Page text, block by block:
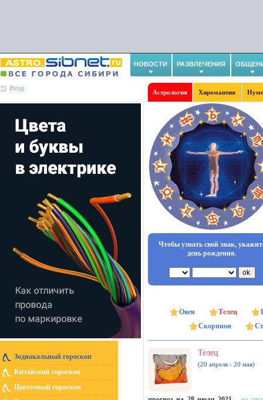
НОВОСТИ РАЗВЛЕЧЕНИЯ
Вход
Астрология Хиромантия
Зодиакальный гороскоп
Китайский гороскоп
Цветочный гороскоп
Чтобы узнать свой знак,
день рождения.
Овен Телец
Скорпион
Телец
(20 апреля - 20 мая)